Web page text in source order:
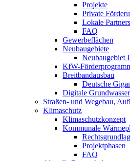
Projekte
Private
Lokale
FAQ
Gewerbeflächen
Neubaugebiete
Neubaugebiet
KfW-
Breitbandausbau
Deutsche
Digitale
Straßen- und Wegebau,
Klimaschutz
Klimaschutzkonzept
Kommunale
Projektphasen
FAQ